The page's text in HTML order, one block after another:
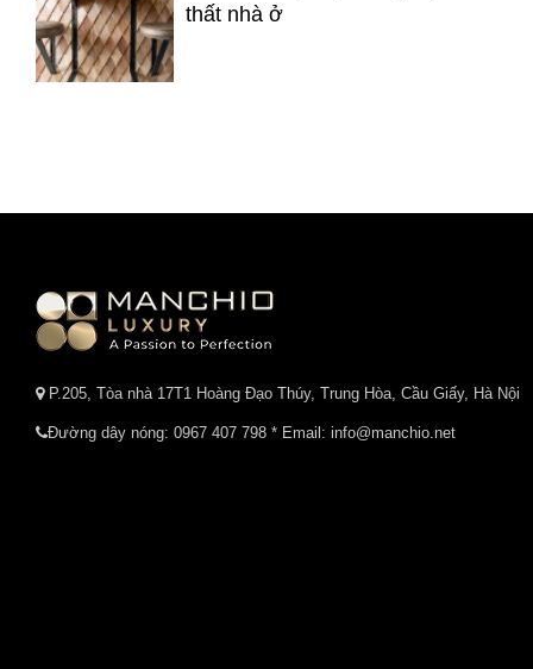
thất nhà ở
P.205, Tòa nhà 17T1 Hoàng Đạo Thúy, Trung Hòa, Cầu Giấy, Hà Nội
Đường dây nóng: 0967 407 798 * Email: info@manchio.net